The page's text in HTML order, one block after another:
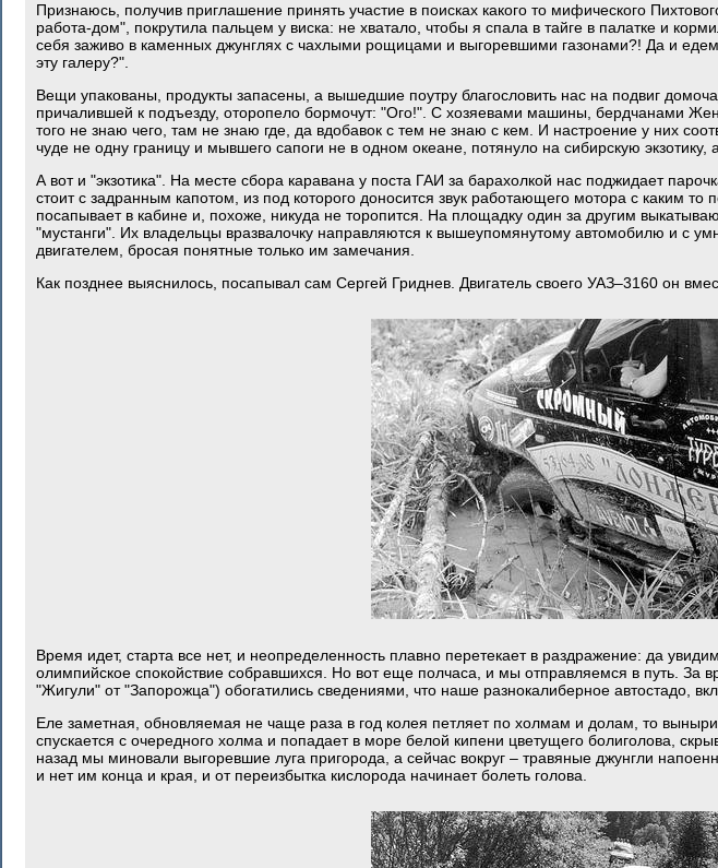
Признаюсь, получив приглашение принять участие в поисках какого то мифического
работа-дом", покрутила пальцем у виска: не хватало, чтобы я спала в тайге в палатке и
себя заживо в каменных джунглях с чахлыми рощицами и выгоревшими газонами?! Да и
эту галеру?".
Вещи упакованы, продукты запасены, а вышедшие поутру благословить нас на подвиг
причалившей к подъезду, оторопело бормочут: "Ого!". С хозяевами машины, бердчанами
того не знаю чего, там не знаю где, да вдобавок с тем не знаю с кем. И настроение у них
чуде не одну границу и мывшего сапоги не в одном океане, потянуло на сибирскую
А вот и "экзотика". На месте сбора каравана у поста ГАИ за барахолкой нас поджидает
стоит с задранным капотом, из под которого доносится звук работающего мотора с каким
посапывает в кабине и, похоже, никуда не торопится. На площадку один за другим
"мустанги". Их владельцы вразвалочку направляются к вышеупомянутому автомобилю и с
двигателем, бросая понятные только им замечания.
Как позднее выяснилось, посапывал сам Сергей Гриднев. Двигатель своего УАЗ–3160 он
Время идет, старта все нет, и неопределенность плавно перетекает в раздражение: да
олимпийское спокойствие собравшихся. Но вот еще полчаса, и мы отправляемся в путь. За
"Жигули" от "Запорожца") обогатились сведениями, что наше разнокалиберное автостадо,
Еле заметная, обновляемая не чаще раза в год колея петляет по холмам и долам, то
спускается с очередного холма и попадает в море белой кипени цветущего болиголова,
назад мы миновали выгоревшие луга пригорода, а сейчас вокруг – травяные джунгли
и нет им конца и края, и от переизбытка кислорода начинает болеть голова.